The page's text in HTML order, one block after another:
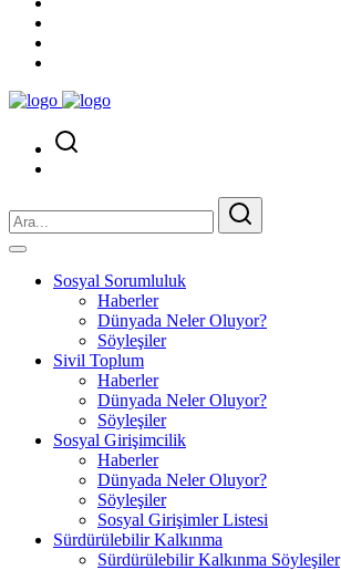
Sosyal Sorumluluk
Haberler
Dünyada Neler Oluyor?
Söyleşiler
Sivil Toplum
Haberler
Dünyada Neler Oluyor?
Söyleşiler
Sosyal Girişimcilik
Haberler
Dünyada Neler Oluyor?
Söyleşiler
Sosyal Girişimler Listesi
Sürdürülebilir Kalkınma
Sürdürülebilir Kalkınma Söyleşiler